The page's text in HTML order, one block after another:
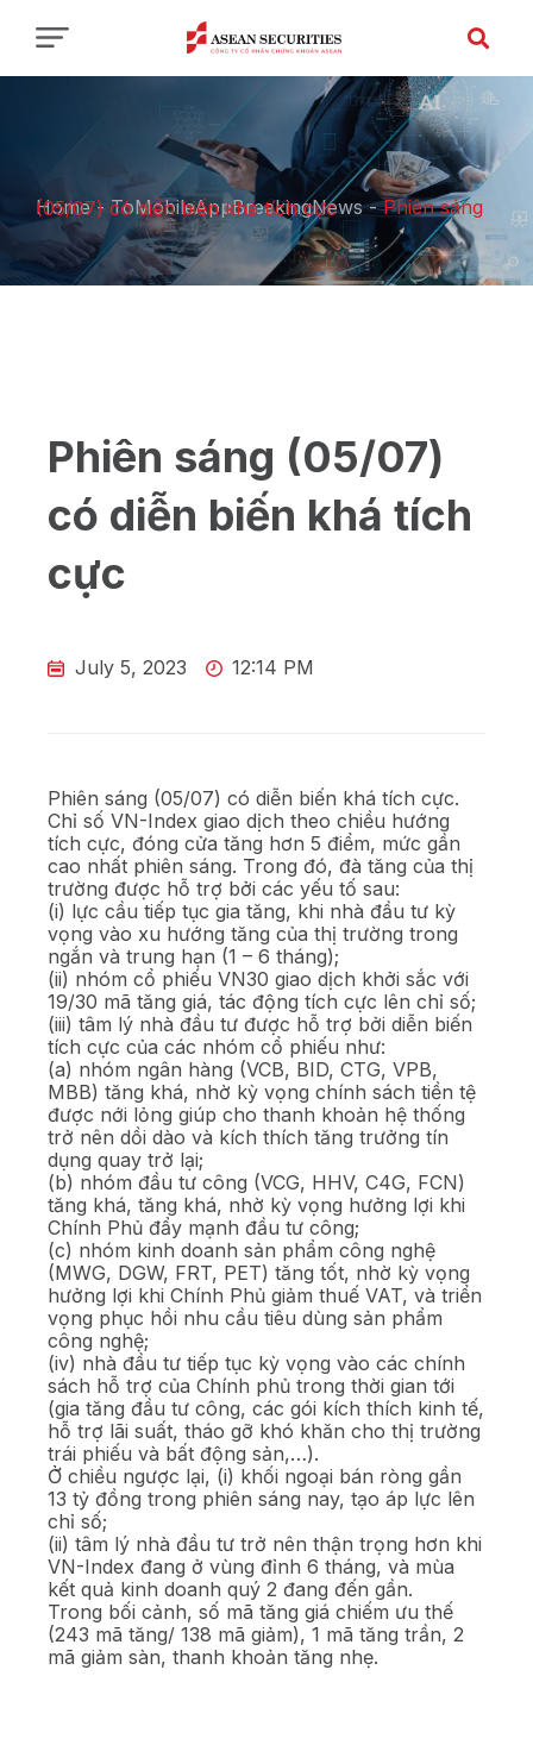
Home-ToMobileAppBreakingNews-
Phiên sáng (05/07) có diễn biến khá tích cực
Phiên sáng (05/07)
có diễn biến khá tích
cực
July 5, 2023 12:14 PM
Phiên sáng (05/07) có diễn biến khá tích cực.
Chỉ số VN-Index giao dịch theo chiều hướng
tích cực, đóng cửa tăng hơn 5 điểm, mức gần
cao nhất phiên sáng. Trong đó, đà tăng của thị
trường được hỗ trợ bởi các yếu tố sau:
(i) lực cầu tiếp tục gia tăng, khi nhà đầu tư kỳ
vọng vào xu hướng tăng của thị trường trong
ngắn và trung hạn (1 – 6 tháng);
(ii) nhóm cổ phiếu VN30 giao dịch khởi sắc với
19/30 mã tăng giá, tác động tích cực lên chỉ số;
(iii) tâm lý nhà đầu tư được hỗ trợ bởi diễn biến
tích cực của các nhóm cổ phiếu như:
(a) nhóm ngân hàng (VCB, BID, CTG, VPB,
MBB) tăng khá, nhờ kỳ vọng chính sách tiền tệ
được nới lỏng giúp cho thanh khoản hệ thống
trở nên dồi dào và kích thích tăng trưởng tín
dụng quay trở lại;
(b) nhóm đầu tư công (VCG, HHV, C4G, FCN)
tăng khá, tăng khá, nhờ kỳ vọng hưởng lợi khi
Chính Phủ đẩy mạnh đầu tư công;
(c) nhóm kinh doanh sản phẩm công nghệ
(MWG, DGW, FRT, PET) tăng tốt, nhờ kỳ vọng
hưởng lợi khi Chính Phủ giảm thuế VAT, và triển
vọng phục hồi nhu cầu tiêu dùng sản phẩm
công nghệ;
(iv) nhà đầu tư tiếp tục kỳ vọng vào các chính
sách hỗ trợ của Chính phủ trong thời gian tới
(gia tăng đầu tư công, các gói kích thích kinh tế,
hỗ trợ lãi suất, tháo gỡ khó khăn cho thị trường
trái phiếu và bất động sản,…).
Ở chiều ngược lại, (i) khối ngoại bán ròng gần
13 tỷ đồng trong phiên sáng nay, tạo áp lực lên
chỉ số;
(ii) tâm lý nhà đầu tư trở nên thận trọng hơn khi
VN-Index đang ở vùng đỉnh 6 tháng, và mùa
kết quả kinh doanh quý 2 đang đến gần.
Trong bối cảnh, số mã tăng giá chiếm ưu thế
(243 mã tăng/ 138 mã giảm), 1 mã tăng trần, 2
mã giảm sàn, thanh khoản tăng nhẹ.